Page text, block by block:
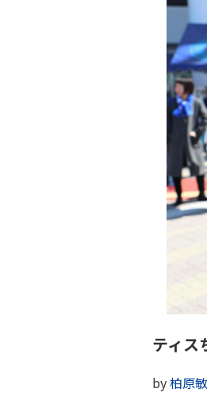
ティス
by柏原